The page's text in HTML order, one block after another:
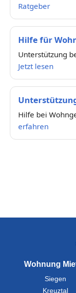
Ratgeber
Hilfe für
Unterstützung
Jetzt lesen
Hilfe bei
erfahren
Wohnung
Siegen
Kreuztal